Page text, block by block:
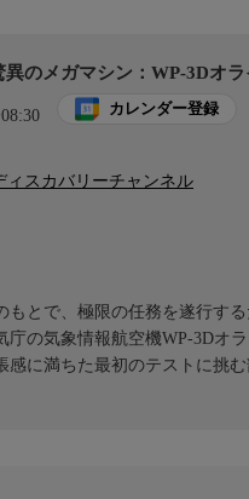
異のメガマシン：WP-3Dオ
カレンダー登録
ィスカバリーチャンネル
もとで、極限の任務を遂行す
庁の気象情報航空機WP-3Dオ
感に満ちた最初のテストに挑